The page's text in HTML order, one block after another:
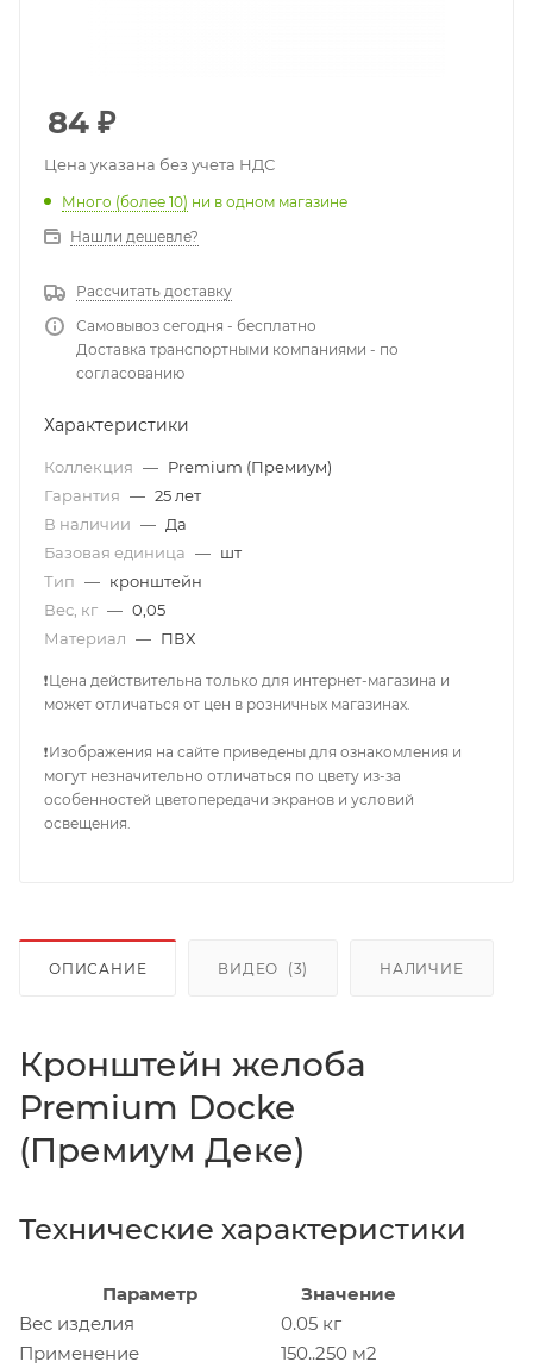
84 ₽
Цена указана без учета НДС
Много (более 10) ни в одном магазине
Нашли дешевле?
Рассчитать доставку
Самовывоз сегодня - бесплатно
Доставка транспортными компаниями - по
согласованию
Характеристики
Коллекция — Premium (Премиум)
Гарантия — 25 лет
В наличии — Да
Базовая единица — шт
Тип — кронштейн
Вес, кг — 0,05
Материал — ПВХ
❗Цена действительна только для интернет-магазина и
может отличаться от цен в розничных магазинах.
❗Изображения на сайте приведены для ознакомления и
могут незначительно отличаться по цвету из-за
особенностей цветопередачи экранов и условий
освещения.
ОПИСАНИЕ ВИДЕО (3) НАЛИЧИЕ
Кронштейн желоба
Premium Docke
(Премиум Деке)
Технические характеристики
Параметр
Значение
Вес изделия
0.05 кг
Применение
150..250 м2